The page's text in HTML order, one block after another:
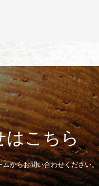
はこちら
からお問い合わせください。